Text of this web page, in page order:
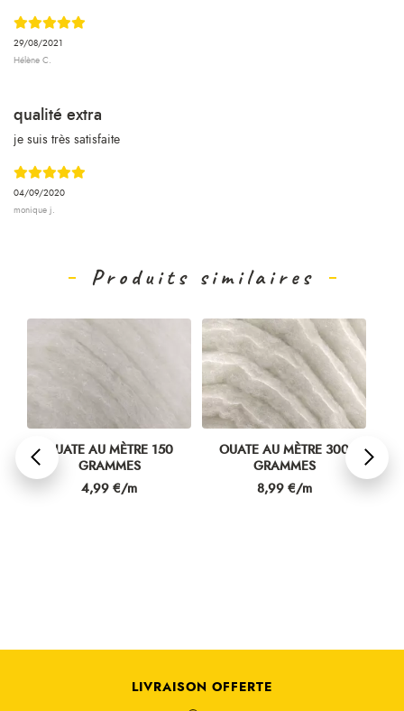
29/08/2021
Hélène C.
04/09/2020
monique j.
qualité extra
je suis très satisfaite
Produits similaires
OUATE AU MÈTRE 150
GRAMMES
Prix
4,99 €/m
OUATE AU MÈTRE 300
GRAMMES
Prix
8,99 €/m
à votre domicile ou en relais à partir de 69€